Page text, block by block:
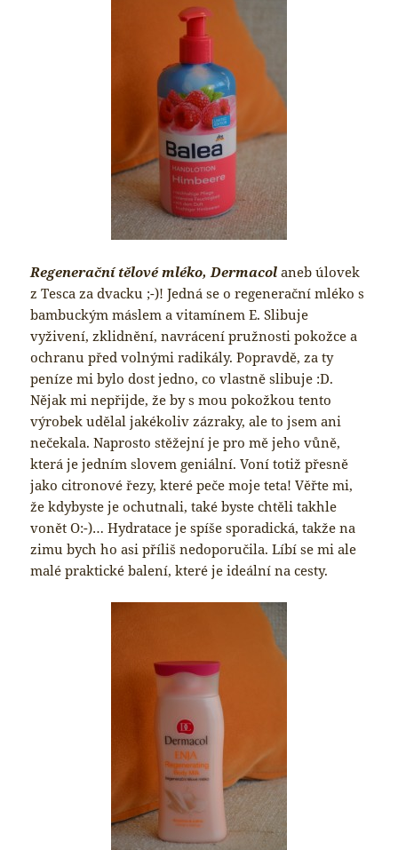
Regenerační tělové mléko, Dermacolaneb úlovek
z Tesca za dvacku ;-)! Jedná se o regenerační mléko s
bambuckým máslem a vitamínem E. Slibuje
vyživení, zklidnění, navrácení pružnosti pokožce a
ochranu před volnými radikály. Popravdě, za ty
peníze mi bylo dost jedno, co vlastně slibuje :D.
Nějak mi nepřijde, že by s mou pokožkou tento
výrobek udělal jakékoliv zázraky, ale to jsem ani
nečekala. Naprosto stěžejní je pro mě jeho vůně,
která je jedním slovem geniální. Voní totiž přesně
jako citronové řezy, které peče moje teta! Věřte mi,
že kdybyste je ochutnali, také byste chtěli takhle
vonět O:-)… Hydratace je spíše sporadická, takže na
zimu bych ho asi příliš nedoporučila. Líbí se mi ale
malé praktické balení, které je ideální na cesty.